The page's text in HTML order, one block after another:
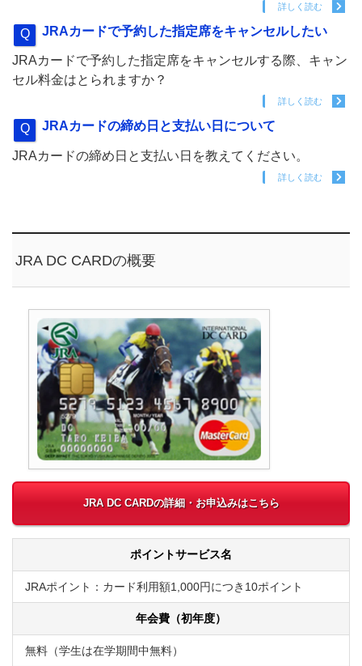
詳しく読む
JRAカードで予約した指定席をキャンセルしたい
JRAカードで予約した指定席をキャンセルする際、キャン
セル料金はとられますか？
詳しく読む
JRAカードの締め日と支払い日について
JRAカードの締め日と支払い日を教えてください。
詳しく読む
JRA DC CARDの概要
JRA DC CARDの詳細・お申込みはこちら
ポイントサービス名
JRAポイント ：カード利用額1,000円につき10ポイント
年会費（初年度）
無料（学生は在学期間中無料）